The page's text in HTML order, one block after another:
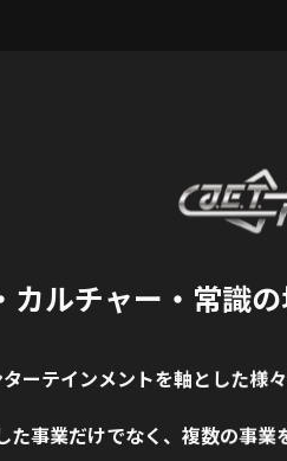
カルチャー ・ 常識
ーテインメントを軸とした様
た事業だけでなく、複数の事